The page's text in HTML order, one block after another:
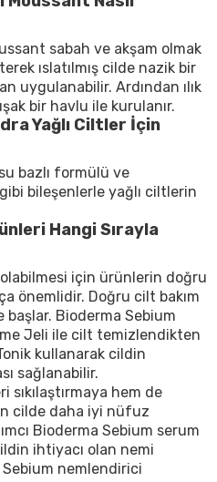
sabah ve akşam olmak
ıslatılmış cilde nazik bir
uygulanabilir. Ardından ılık
bir havlu ile kurulanır.
Yağlı Ciltler İçin
bazlı formülü ve
bileşenlerle yağlı ciltlerin
Hangi Sırayla
için ürünlerin doğru
önemlidir. Doğru cilt bakım
başlar. Bioderma Sebium
Jeli ile cilt temizlendikten
kullanarak cildin
sağlanabilir.
sıkılaştırmaya hem de
cilde daha iyi nüfuz
Bioderma Sebium serum
ihtiyacı olan nemi
Sebium nemlendirici